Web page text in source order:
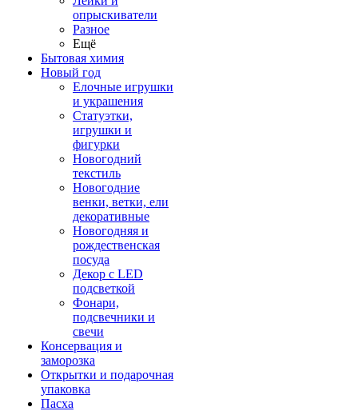
опрыскиватели
Разное
Ещё
Бытовая химия
Новый год
Елочные игрушки
и украшения
Статуэтки,
игрушки и
фигурки
Новогодний
текстиль
Новогодние
венки, ветки, ели
декоративные
Новогодняя и
рождественская
посуда
Декор с LED
подсветкой
Фонари,
подсвечники и
свечи
Консервация и
заморозка
Открытки и подарочная
упаковка
Пасха